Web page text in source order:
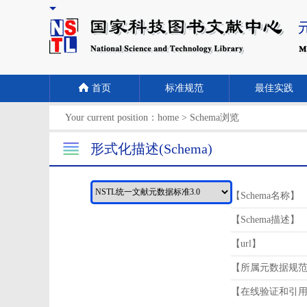
首页 标准规范 最佳实践
Your current position： home > Schema浏览
形式化描述(Schema)
【Schema名称】
【Schema描述】
【url】
【所属元数据规
【在线验证和引